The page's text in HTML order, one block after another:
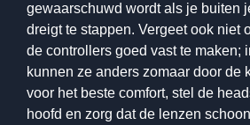
gewaarschuwd wordt als je buiten
dreigt te stappen. Vergeet ook niet
de controllers goed vast te maken;
kunnen ze anders zomaar door de
voor het beste comfort, stel de
hoofd en zorg dat de lenzen